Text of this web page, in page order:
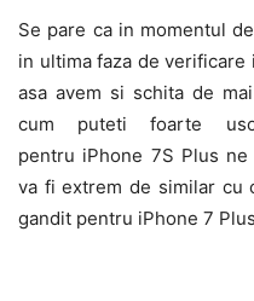
Se pare ca in momentul
in ultima faza de
asa avem si schita de
cum puteti foarte
pentru iPhone 7S Plus
va fi extrem de similar cu
gandit pentru iPhone 7